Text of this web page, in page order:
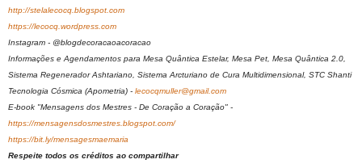
http://stelalecocq.blogspot.com
https://lecocq.wordpress.com
Instagram - @blogdecoracaoacoracao
Informações e Agendamentos para Mesa Quântica Estelar, Mesa Pet, Mesa Quântica 2.0,
Sistema Regenerador Ashtariano, Sistema Arcturiano de Cura Multidimensional, STC Shanti
Tecnologia Cósmica (Apometria) - lecocqmuller@gmail.com
E-book "Mensagens dos Mestres - De Coração a Coração" -
https://mensagensdosmestres.blogspot.com/
https://bit.ly/mensagesmaemaria
Respeite todos os créditos ao compartilhar